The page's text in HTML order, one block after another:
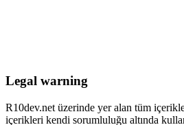
Legal warning
R10dev.net üzerinde yer alan tüm
içerikleri kendi sorumluluğu altında